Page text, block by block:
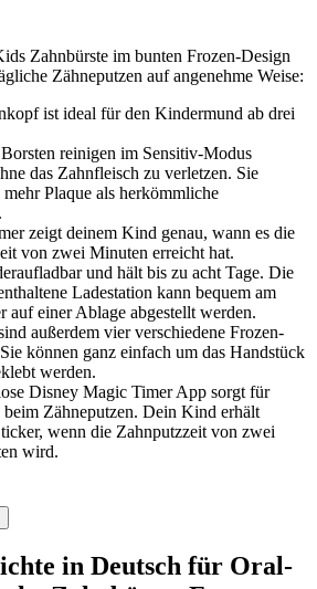
Zahnbürste im bunten Frozen-Design
Zähneputzen auf angenehme Weise:
ist ideal für den Kindermund ab drei
reinigen im Sensitiv-Modus
das Zahnfleisch zu verletzen. Sie
Plaque als herkömmliche
zeigt deinem Kind genau, wann es die
von zwei Minuten erreicht hat.
und hält bis zu acht Tage. Die
Ladestation kann bequem am
auf einer Ablage abgestellt werden.
außerdem vier verschiedene Frozen-
können ganz einfach um das Handstück
werden.
Disney Magic Timer App sorgt für
beim Zähneputzen. Dein Kind erhält
wenn die Zahnputzzeit von zwei
wird.
in Deutsch für Oral-